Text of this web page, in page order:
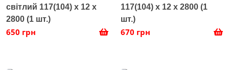
світлий 117(104) x 12 х
2800 (1 шт.)
650 грн
117(104) x 12 х 2800 (1
шт.)
670 грн